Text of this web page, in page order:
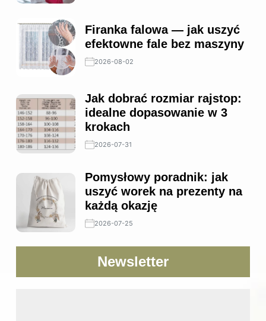
Firanka falowa — jak uszyć
efektowne fale bez maszyny
2026-08-02
Jak dobrać rozmiar rajstop:
idealne dopasowanie w 3
krokach
2026-07-31
Pomysłowy poradnik: jak
uszyć worek na prezenty na
każdą okazję
2026-07-25
Newsletter